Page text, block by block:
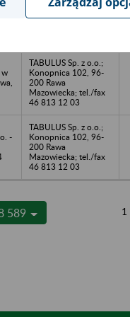
Konopnica 102, 96-
200 Rawa
w
TABULUS Sp. z o.o.;
Konopnica 102, 96-
200 Rawa
Mazowiecka; tel./fax
46 813 12 03
-
TABULUS Sp. z o.o.;
Konopnica 102, 96-
200 Rawa
Mazowiecka; tel./fax
46 813 12 03
589 1